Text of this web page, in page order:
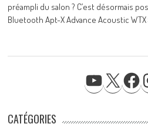
préampli du salon ? C’est désormais
Bluetooth Apt-X Advance Acoustic WTX
YOUTUBE
CATÉGORIES